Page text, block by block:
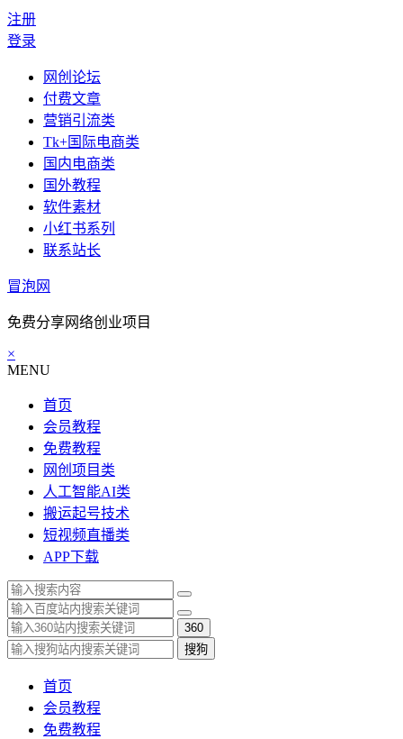
注册
登录
网创论坛
付费文章
营销引流类
Tk+国际电商类
国内电商类
国外教程
软件素材
小红书系列
联系站长
冒泡网
免费分享网络创业项目
×
MENU
首页
会员教程
免费教程
网创项目类
人工智能AI类
搬运起号技术
短视频直播类
APP下载
360
搜狗
首页
会员教程
免费教程